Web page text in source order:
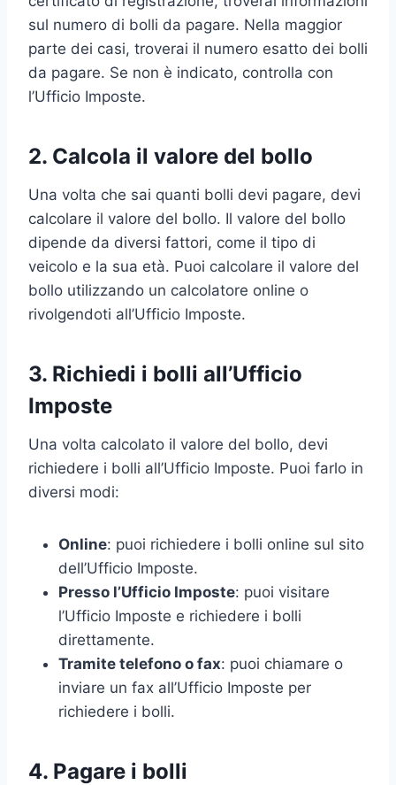
sul numero di bolli da pagare. Nella maggior
parte dei casi, troverai il numero esatto dei bolli
da pagare. Se non è indicato, controlla con
l’Ufficio Imposte.
2. Calcola il valore del bollo
Una volta che sai quanti bolli devi pagare, devi
calcolare il valore del bollo. Il valore del bollo
dipende da diversi fattori, come il tipo di
veicolo e la sua età. Puoi calcolare il valore del
bollo utilizzando un calcolatore online o
rivolgendoti all’Ufficio Imposte.
3. Richiedi i bolli all’Ufficio
Imposte
Una volta calcolato il valore del bollo, devi
richiedere i bolli all’Ufficio Imposte. Puoi farlo in
diversi modi:
Online: puoi richiedere i bolli online sul sito
dell’Ufficio Imposte.
Presso l’Ufficio Imposte: puoi visitare
l’Ufficio Imposte e richiedere i bolli
direttamente.
Tramite telefono o fax: puoi chiamare o
inviare un fax all’Ufficio Imposte per
richiedere i bolli.
4. Pagare i bolli